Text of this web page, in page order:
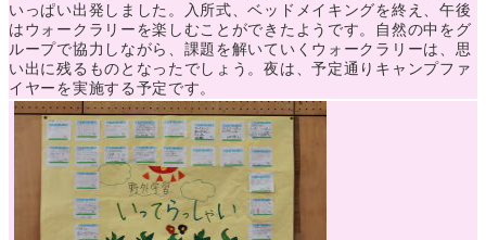
いっぱい出発しました。入所式、ベッドメイキングを終え、午後
はウォークラリーを楽しむことができたようです。自然の中をグ
ループで協力しながら、課題を解いていくウォークラリーは、思
い出に残るものとなったでしょう。夜は、予定通りキャンプファ
イヤーを実施する予定です。